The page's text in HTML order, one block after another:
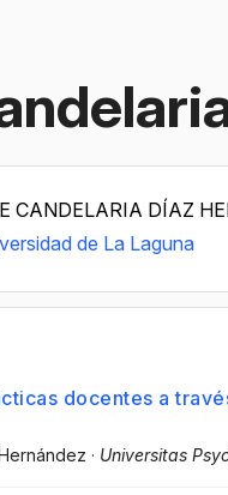
CANDELARIA DÍAZ
de La Laguna
docentes a
· Universitas